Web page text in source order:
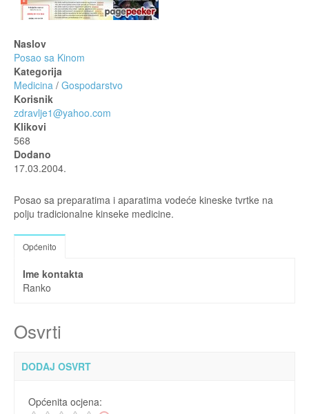
Naslov
Posao sa Kinom
Kategorija
Medicina / Gospodarstvo
Korisnik
zdravlje1@yahoo.com
Klikovi
568
Dodano
17.03.2004.
Posao sa preparatima i aparatima vodeće kineske tvrtke na
polju tradicionalne kinseke medicine.
Općenito
Ime kontakta
Ranko
Osvrti
DODAJ OSVRT
Općenita ocjena: